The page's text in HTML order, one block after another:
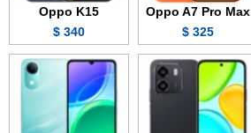
Oppo A7 Pro Max
325 $
Oppo K15
340 $